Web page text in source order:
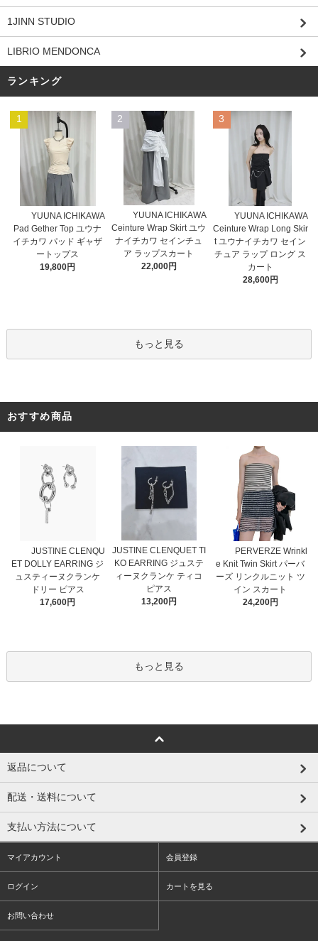
1JINN STUDIO
LIBRIO MENDONCA
ランキング
1
YUUNA ICHIKAWA
Pad Gether Top ユウナ
イチカワ パッド ギャザ
ートップス
19,800円
2
YUUNA ICHIKAWA
Ceinture Wrap Skirt ユウ
ナイチカワ セインチュ
ア ラップスカート
22,000円
3
YUUNA ICHIKAWA
Ceinture Wrap Long Skir
t ユウナイチカワ セイン
チュア ラップ ロング ス
カート
28,600円
もっと見る
おすすめ商品
JUSTINE CLENQU
ET DOLLY EARRING ジ
ュスティーヌクランケ
ドリー ピアス
17,600円
JUSTINE CLENQUET TI
KO EARRING ジュステ
ィーヌクランケ ティコ
ピアス
13,200円
PERVERZE Wrinkl
e Knit Twin Skirt パーバ
ーズ リンクルニット ツ
イン スカート
24,200円
もっと見る
返品について
配送・送料について
支払い方法について
マイアカウント 会員登録
ログイン カートを見る
お問い合わせ